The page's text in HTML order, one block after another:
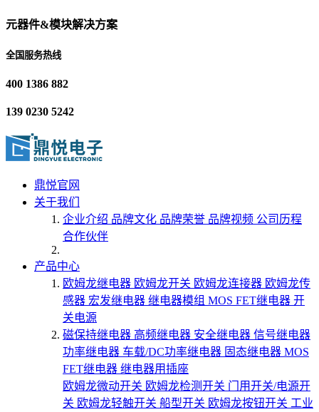
元器件&模块解决方案
全国服务热线
400 1386 882
139 0230 5242
鼎悦官网
关于我们
企业介绍 品牌文化 品牌荣誉 品牌视频 公司历程
合作伙伴
产品中心
欧姆龙继电器 欧姆龙开关 欧姆龙连接器 欧姆龙传
感器 宏发继电器 继电器模组 MOS FET继电器 开
关电源
磁保持继电器 高频继电器 安全继电器 信号继电器
功率继电器 车载/DC功率继电器 固态继电器 MOS
FET继电器 继电器用插座
欧姆龙微动开关 欧姆龙检测开关 门用开关/电源开
关 欧姆龙轻触开关 船型开关 欧姆龙按钮开关 工业